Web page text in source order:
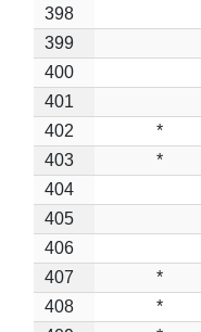
398
399
400
401
402
*
403
*
404
405
406
407
*
408
*